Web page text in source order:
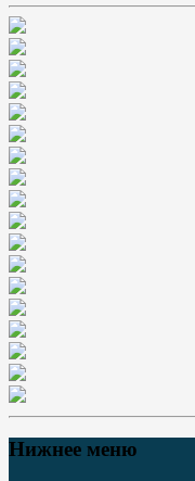
Нижнее меню